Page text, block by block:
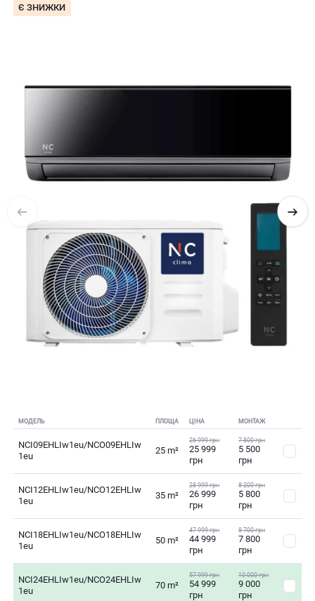
Є ЗНИЖКИ
МОДЕЛЬ ПЛОЩА ЦІНА МОНТАЖ
NCI09EHLIw1eu/NCO09EHLIw
1eu
25 m²
26 999 грн
25 999
грн
7 800 грн
5 500
грн
NCI12EHLIw1eu/NCO12EHLIw
1eu
35 m²
28 999 грн
26 999
грн
8 200 грн
5 800
грн
NCI18EHLIw1eu/NCO18EHLIw
1eu
50 m²
47 999 грн
44 999
грн
8 700 грн
7 800
грн
NCI24EHLIw1eu/NCO24EHLIw
1eu
70 m²
57 999 грн
54 999
грн
10 000 грн
9 000
грн